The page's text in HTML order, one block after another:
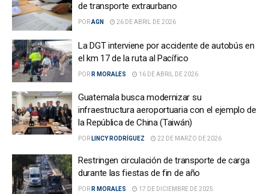
de transporte extraurbano
PORAGN 26 DE ABRIL DE 2026
La DGT interviene por accidente de autobús en
el km 17 de la ruta al Pacífico
POR R MORALES 16 DE ABRIL DE 2026
Guatemala busca modernizar su
infraestructura aeroportuaria con el ejemplo de
la República de China (Taiwán)
POR LINCY RODRÍGUEZ 22 DE MARZO DE 2026
Restringen circulación de transporte de carga
durante las fiestas de fin de año
POR R MORALES 17 DE DICIEMBRE DE 2025